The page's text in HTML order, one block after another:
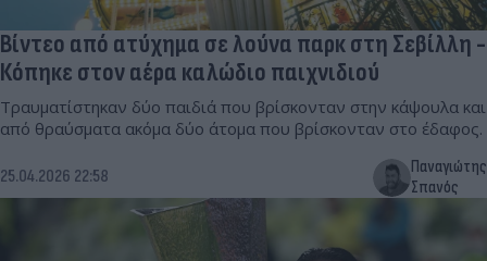
Βίντεο από ατύχημα σε λούνα παρκ στη Σεβίλλη -
Κόπηκε στον αέρα καλώδιο παιχνιδιού
Τραυματίστηκαν δύο παιδιά που βρίσκονταν στην κάψουλα και
από θραύσματα ακόμα δύο άτομα που βρίσκονταν στο έδαφος.
25.04.2026 22:58
Παναγιώτης
Σπανός